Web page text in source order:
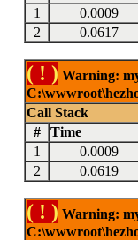
1
0.0009
2
0.0617
( ! ) Warning:
Call Stack
#
Time
1
0.0009
2
0.0619
( ! ) Warning: